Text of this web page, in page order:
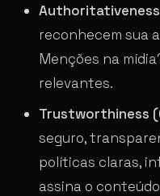
reconhecem sua
Menções na
relevantes.
Trustworthiness
seguro,
políticas claras,
assina o